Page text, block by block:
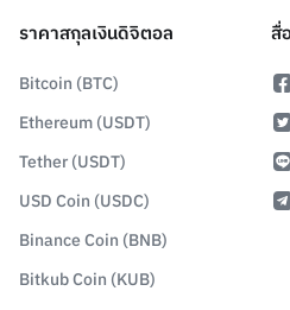
ราคาสกุลเงินดิจิตอล
Bitcoin (BTC)
Ethereum (USDT)
Tether (USDT)
USD Coin (USDC)
Binance Coin (BNB)
Bitkub Coin (KUB)
สื่